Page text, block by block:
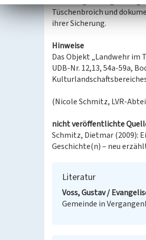
Tüschenbroich und
ihrer Sicherung.
Hinweise
Das Objekt „Landwehr im
UDB-Nr. 12,13, 54a-59a,
(Nicole Schmitz, LVR-
nicht veröffentlichte
Schmitz, Dietmar (2009):
Geschichte(n) – neu
Literatur
Voss, Gustav /
Gemeinde in